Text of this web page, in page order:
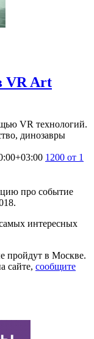
VR Art
VR технологий.
динозавры
1200 от 1
про событие
интересных
пройдут в Москве.
сайте, сообщите